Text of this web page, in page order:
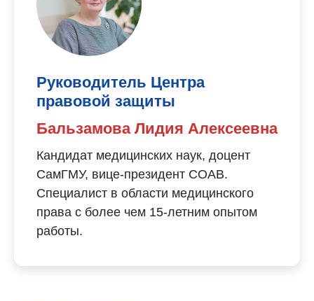
Руководитель Центра
правовой защиты
Бальзамова Лидия Алексеевна
Кандидат медицинских наук, доцент
СамГМУ, вице-президент СОАВ.
Специалист в области медицинского
права с более чем 15-летним опытом
работы.